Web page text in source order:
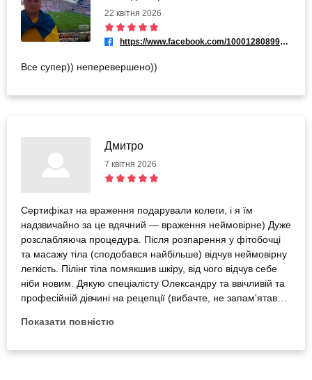
22 квітня 2026
https://www.facebook.com/100012808995865
Все супер)) неперевершено))
Дмитро
7 квітня 2026
Сертифікат на враження подарували колеги, і я їм
надзвичайно за це вдячний — враження неймовірне) Дуже
розслабляюча процедура. Після розпарення у фітобочці
та масажу тіла (сподобався найбільше) відчув неймовірну
легкість. Пілінг тіла помякшив шкіру, від чого відчув себе
ніби новим. Дякую спеціалісту Олександру та ввічливій та
професійній дівчині на рецепції (вибачте, не запам'ятав
Показати повністю